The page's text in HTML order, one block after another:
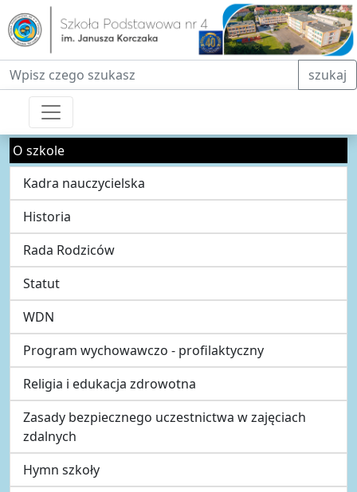
Fraza do wyszukiwania szukaj
O szkole
Kadra nauczycielska
Historia
Rada Rodziców
Statut
WDN
Program wychowawczo - profilaktyczny
Religia i edukacja zdrowotna
Zasady bezpiecznego uczestnictwa w zajęciach
zdalnych
Hymn szkoły